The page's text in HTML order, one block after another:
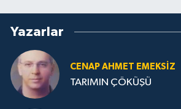
Yazarlar
CENAP AHMET EMEKSİZ
TARIMIN ÇÖKÜŞÜ